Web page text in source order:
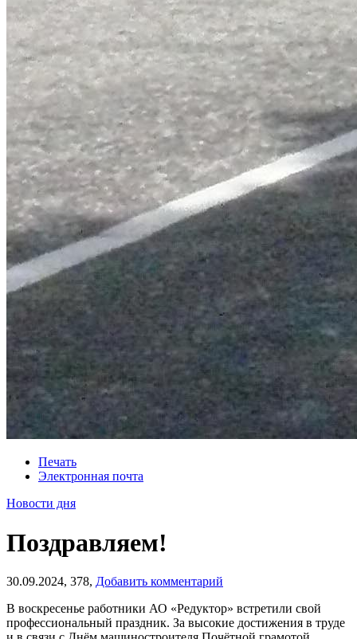
Печать
Электронная почта
Новости дня
Поздравляем!
30.09.2024, 378, Добавить комментарий
В воскресенье работники АО «Редуктор» встретили свой
профессиональный праздник. За высокие достижения в труде